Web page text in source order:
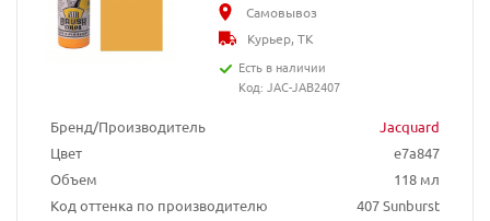
Бренд/Производитель
Jacquard
Цвет
e7a847
Объем
118 мл
Код оттенка по производителю
407 Sunburst
Самовывоз
Курьер, ТК
Есть в наличии
Код: JAC-JAB2407